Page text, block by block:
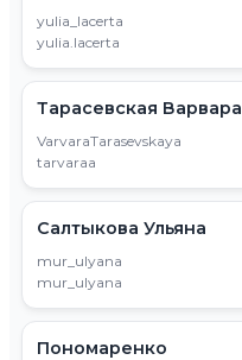
yulia_lacerta
yulia.lacerta
Тарасевская Варвара
VarvaraTarasevskaya
tarvaraa
Салтыкова Ульяна
mur_ulyana
mur_ulyana
Пономаренко